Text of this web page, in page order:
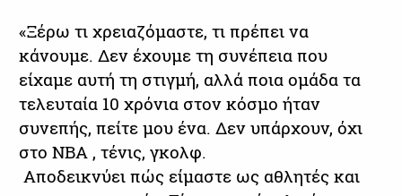
«Ξέρω τι χρειαζόμαστε, τι πρέπει να
κάνουμε. Δεν έχουμε τη συνέπεια που
είχαμε αυτή τη στιγμή, αλλά ποια ομάδα τα
τελευταία 10 χρόνια στον κόσμο ήταν
συνεπής, πείτε μου ένα. Δεν υπάρχουν, όχι
στο ΝΒΑ , τένις, γκολφ.
Αποδεικνύει πώς είμαστε ως αθλητές και